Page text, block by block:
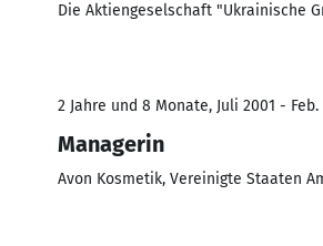
Die Aktiengeselschaft "Ukrainische
2 Jahre und 8 Monate, Juli 2001 - Feb.
Managerin
Avon Kosmetik, Vereinigte Staaten